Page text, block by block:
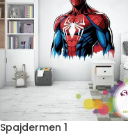
Spajdermen 1